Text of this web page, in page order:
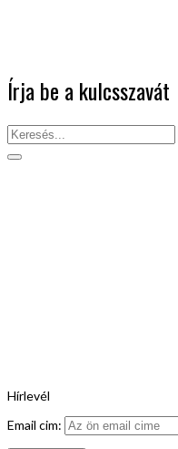
Írja be a kulcsszavát
Hírlevél
Email cim: